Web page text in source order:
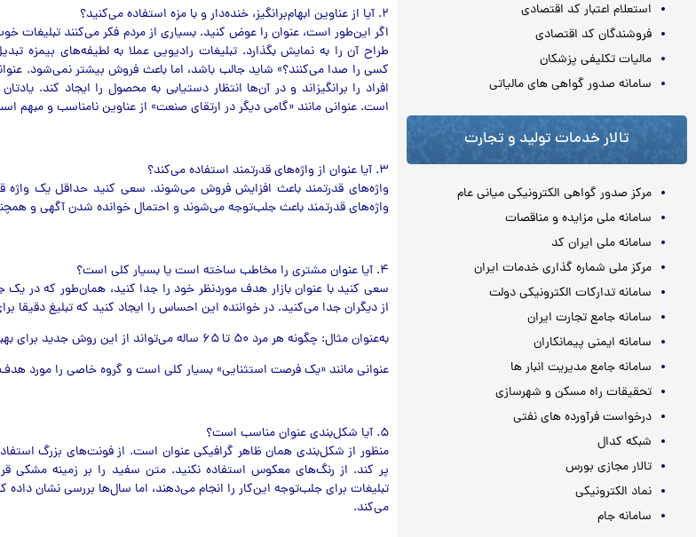
استعلام اعتبار کد اقتصادی
فروشندگان کد اقتصادی
مالیات تکلیفی پزشکان
سامانه صدور گواهی های مالیاتی
تالار خدمات تولید و تجارت
مرکز صدور گواهی الکترونیکی میانی عام
سامانه ملی مزایده و مناقصات
سامانه ملی ایران کد
مرکز ملی شماره گذاری خدمات ایران
سامانه تدارکات الکترونیکی دولت
سامانه جامع تجارت ایران
سامانه ایمنی پیمانکاران
سامانه جامع مدیریت انبار ها
تحقیقات راه مسکن و شهرسازی
درخواست فرآورده های نفتی
شبکه کدال
تالار مجازی بورس
نماد الکترونیکی
سامانه جام
۲. آیا از عناوین ابهام‌برانگیز، خنده‌دار و با مزه استفاده می‌کنید؟
اگر این‌طور است، عنوان را عوض کنید. بسیاری از مردم فکر مي‌کنند تبلیغات
طراح آن ‌را به نمایش بگذارد. تبلیغات رادیویی عملا به لطیفه‌های بیمزه
کسی را صدا مي‌کنند؟» شاید جالب باشد، اما باعث فروش بیشتر نمي‌شود.
افراد را برانگیزاند و در آن‌ها انتظار دستیابی به محصول را ایجاد کند.
است. عنوانی مانند «گامی دیگر در ارتقاي صنعت» از عناوین نامناسب و مبهم
۳. آیا عنوان از واژه‌های قدرتمند استفاده مي‌کند؟
واژه‌های قدرتمند باعث افزایش فروش مي‌شوند. سعی کنید حداقل یک واژه
واژه‌های قدرتمند باعث جلب‌توجه می‌شوند و احتمال خوانده شدن آگهی و
۴. آیا عنوان مشتری را مخاطب ساخته است یا بسیار کلی است؟
سعی کنید با عنوان بازار هدف موردنظر خود را جدا کنید، همان‌طور که در
از دیگران جدا مي‌کنید. در خواننده این احساس را ایجاد کنید که تبلیغ دقیقا
به‌عنوان مثال: چگونه هر مرد ۵۰ تا ۶۵ ساله مي‌تواند از این روش جدید برای بهبود کمردرد خود استفاده کند؟
عنوانی مانند «یک فرصت استثنایی» بسیار کلی است و گروه خاصی را مورد
۵. آیا شکل‌بندی عنوان مناسب است؟
منظور از شکل‌بندی همان ظاهر گرافیکی عنوان است. از فونت‌های بزرگ
پر کند. از رنگ‌های معکوس استفاده نکنید. متن سفید را بر زمینه مشکی
تبلیغات برای جلب‌توجه این‌کار را انجام مي‌دهند، اما سال‌ها بررسی نشان داده
مي‌کند.